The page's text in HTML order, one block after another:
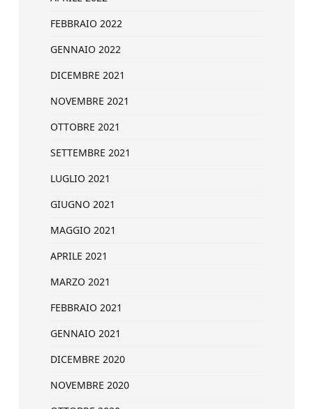
FEBBRAIO 2022
GENNAIO 2022
DICEMBRE 2021
NOVEMBRE 2021
OTTOBRE 2021
SETTEMBRE 2021
LUGLIO 2021
GIUGNO 2021
MAGGIO 2021
APRILE 2021
MARZO 2021
FEBBRAIO 2021
GENNAIO 2021
DICEMBRE 2020
NOVEMBRE 2020